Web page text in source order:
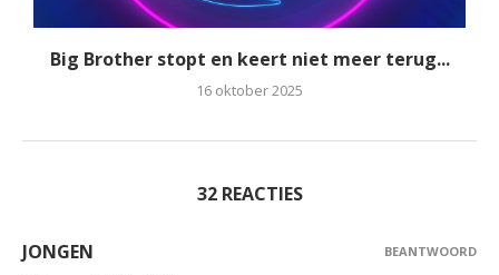
Big Brother stopt en keert niet meer terug...
16 oktober 2025
32 REACTIES
JONGEN BEANTWOORD